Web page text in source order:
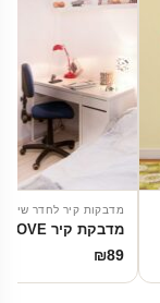
מדבקות קיר לחדר שינה
מדבקת קיר LOVE
₪89